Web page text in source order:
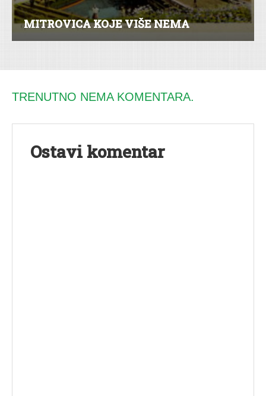
MITROVICA KOJE VIŠE NEMA
TRENUTNO NEMA KOMENTARA.
Ostavi komentar